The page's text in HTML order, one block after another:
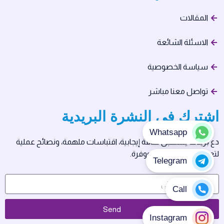
المقالات
الاسئلة الشائعة
سياسة الخصوصية
تواصل معنا مباشر
اشترك في النشرة البريدية
دع بريدك يستقبل طاقة إيجابية، اقتباسات ملهمة، ونصائح عملية
لتعيش حياتك بسلام ووفرة.
Send